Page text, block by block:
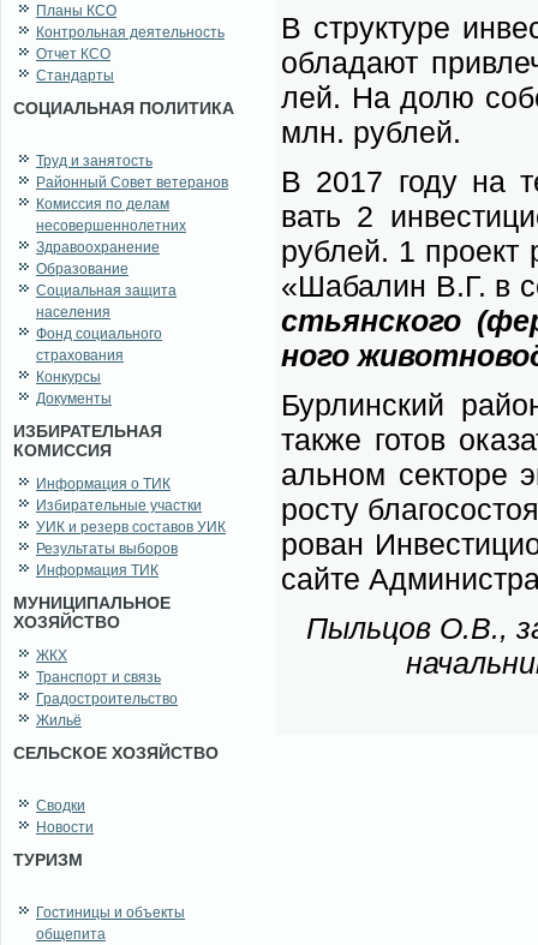
Планы КСО
Контрольная деятельность
Отчет КСО
Стандарты
СОЦИАЛЬНАЯ ПОЛИТИКА
Труд и занятость
Районный Совет ветеранов
Комиссия по делам
несовершеннолетних
Здравоохранение
Образование
Социальная защита
населения
Фонд социального
страхования
Конкурсы
Документы
ИЗБИРАТЕЛЬНАЯ
КОМИССИЯ
Информация о ТИК
Избирательные участки
УИК и резерв составов УИК
Результаты выборов
Информация ТИК
МУНИЦИПАЛЬНОЕ
ХОЗЯЙСТВО
ЖКХ
Транспорт и связь
Градостроительство
Жильё
СЕЛЬСКОЕ ХОЗЯЙСТВО
Сводки
Новости
ТУРИЗМ
Гостиницы и объекты
общепита
В струк­ту­ре
об­ла­да­ют
лей. На до­лю
млн. руб­лей.
В 2017 го­ду на
вать 2
руб­лей. 1
«Ша­ба­лин В.Г. в
стьян­ско­го
но­го
Бур­лин­ский
так­же го­тов
аль­ном сек­то­ре
ро­сту
ро­ван
сай­те
Пыль­цов О.В.,